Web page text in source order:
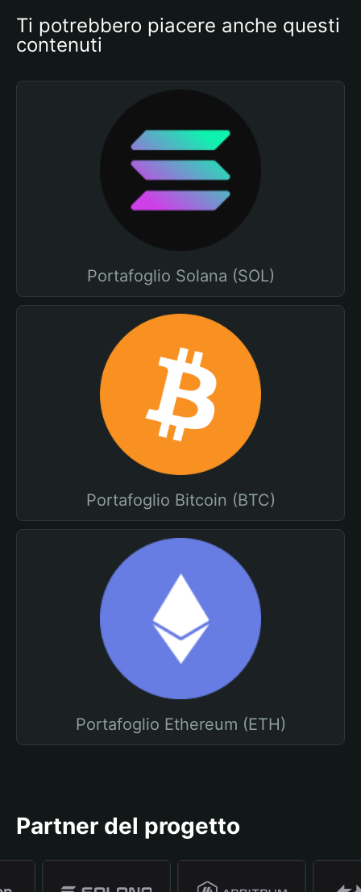
Ti potrebbero piacere anche questi
contenuti
Portafoglio Solana (SOL)
Portafoglio Bitcoin (BTC)
Portafoglio Ethereum (ETH)
Partner del progetto